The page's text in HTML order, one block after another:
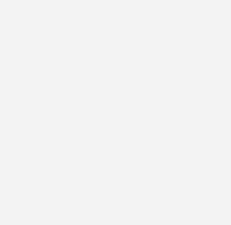
weiträumigen Kunstraum flanieren.
sowie entspreche
aus Messing interessiert findet auf der
die